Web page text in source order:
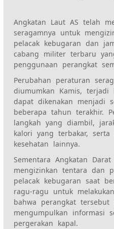
Angkatan Laut AS telah
seragamnya untuk
pelacak kebugaran dan
cabang militer terbaru
penggunaan perangkat
Perubahan peraturan
diumumkan Kamis, terjadi
dapat dikenakan menjadi
beberapa tahun terakhir.
langkah yang diambil,
kalori yang terbakar, serta
kesehatan lainnya.
Sementara Angkatan
mengizinkan tentara dan
pelacak kebugaran saat
ragu-ragu untuk
bahwa perangkat
mengumpulkan informasi
pergerakan kapal.